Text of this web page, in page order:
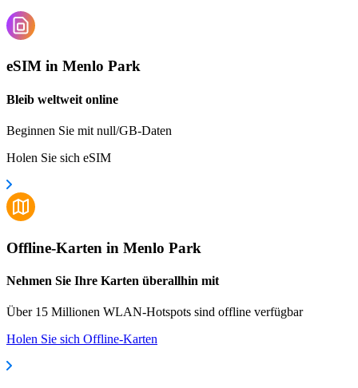
eSIM in Menlo Park
Bleib weltweit online
Beginnen Sie mit null/GB-Daten
Holen Sie sich eSIM
Offline-Karten in Menlo Park
Nehmen Sie Ihre Karten überallhin mit
Über 15 Millionen WLAN-Hotspots sind offline verfügbar
Holen Sie sich Offline-Karten